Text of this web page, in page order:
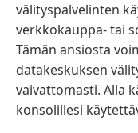
välityspalvelinten
verkkokauppa- tai
Tämän ansiosta
datakeskuksen
vaivattomasti. Alla
konsolillesi